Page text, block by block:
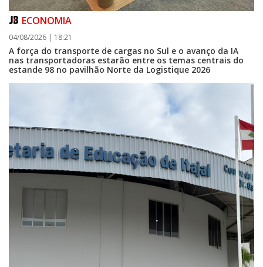
ECONOMIA
04/08/2026 | 18:21
A força do transporte de cargas no Sul e o avanço da IA
nas transportadoras estarão entre os temas centrais do
estande 98 no pavilhão Norte da Logistique 2026